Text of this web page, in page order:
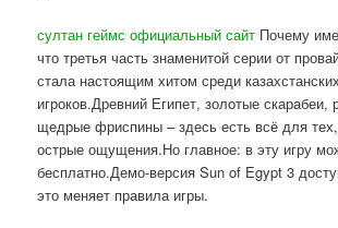
султан геймс официальный сайт Почему
что третья часть знаменитой серии от
стала настоящим хитом среди казахстанских
игроков.Древний Египет, золотые скарабеи,
щедрые фриспины – здесь есть всё для
острые ощущения.Но главное: в эту игру
бесплатно.Демо-версия Sun of Egypt 3
это меняет правила игры.